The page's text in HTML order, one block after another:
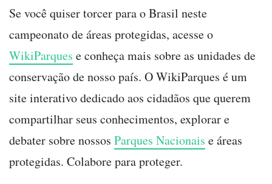
Se você quiser torcer para o Brasil neste
campeonato de áreas protegidas, acesse o
WikiParques e conheça mais sobre as unidades de
conservação de nosso país. O WikiParques é um
site interativo dedicado aos cidadãos que querem
compartilhar seus conhecimentos, explorar e
debater sobre nossos Parques Nacionais e áreas
protegidas. Colabore para proteger.